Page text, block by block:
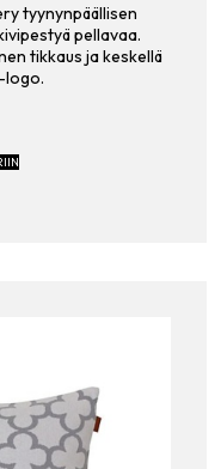
tyynynpäällisen
pellavaa.
tikkaus ja keskellä
logo.